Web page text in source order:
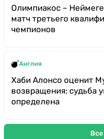
Олимпиакос –
матч третьего
чемпионов
Англия
Хаби Алонсо оценит
возвращения: судьба
определена
Все